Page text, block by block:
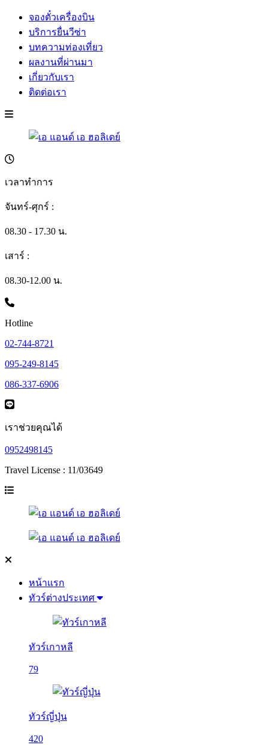
จองตั๋วเครื่องบิน
บริการยื่นวีซ่า
บทความท่องเที่ยว
ผลงานที่ผ่านมา
เกี่ยวกับเรา
ติดต่อเรา
เวลาทำการ
จันทร์-ศุกร์ :
08.30 - 17.30 น.
เสาร์ :
08.30-12.00 น.
Hotline
02-744-8721
095-249-8145
086-337-6906
เราช่วยคุณได้
0952498145
Travel License : 11/03649
หน้าแรก
ทัวร์ต่างประเทศ
ทัวร์เกาหลี
79
ทัวร์ญี่ปุ่น
420